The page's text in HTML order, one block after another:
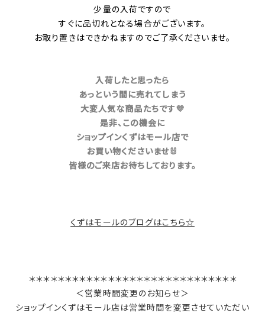
少量の入荷ですので
すぐに品切れとなる場合がございます。
お取り置きはできかねますのでご了承くださいませ。
入荷したと思ったら
あっという間に売れてしまう
大変人気な商品たちです💜
是非、この機会に
ショップインくずはモール店で
お買い物くださいませ🐰
皆様のご来店お待ちしております。
くずはモールのブログはこちら☆
＊＊＊＊＊＊＊＊＊＊＊＊＊＊＊＊＊＊＊＊＊＊＊＊＊＊＊＊＊
＜営業時間変更のお知らせ＞
ショップインくずはモール店は営業時間を変更させていただい